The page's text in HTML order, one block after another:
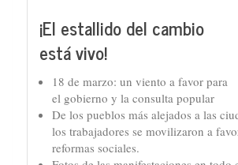
¡El estallido del cambio
está vivo!
18 de marzo: un viento a favor para
el gobierno y la consulta popular
De los pueblos más alejados a las
los trabajadores se movilizaron a
reformas sociales.